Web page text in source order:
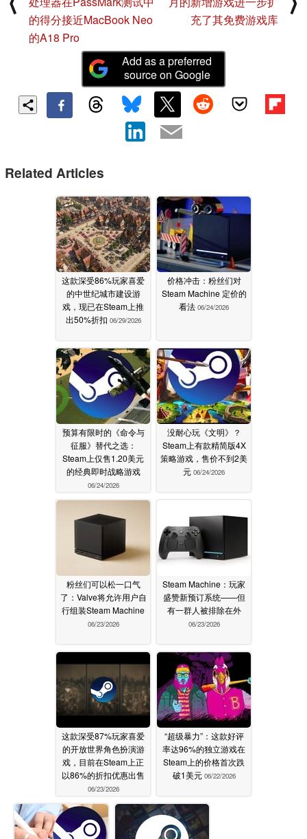
的得分接近MacBook Neo
的A18 Pro
充了其免费游戏库
Add as a preferred
source on Google
Related Articles
这款深受86%玩家喜爱
的中世纪城市建设游
戏，现已在Steam上推
出50%折扣 06/29/2026
价格冲击：粉丝们对
Steam Machine 定价的
看法 06/24/2026
预算有限时的《命令与
征服》替代之选：
Steam上仅售1.20美元
的经典即时战略游戏
06/24/2026
没耐心玩《文明》？
Steam上有款精简版4X
策略游戏，售价不到2美
元 06/24/2026
粉丝们可以松一口气
了：Valve将允许用户自
行组装Steam Machine
06/23/2026
Steam Machine：玩家
盛赞新预订系统——但
有一群人被排除在外
06/23/2026
这款深受87%玩家喜爱
的开放世界角色扮演游
戏，目前在Steam上正
以86%的折扣优惠出售
06/23/2026
“超级暴力”：这款好评
率达96%的独立游戏在
Steam上的价格首次跌
破1美元 06/22/2026